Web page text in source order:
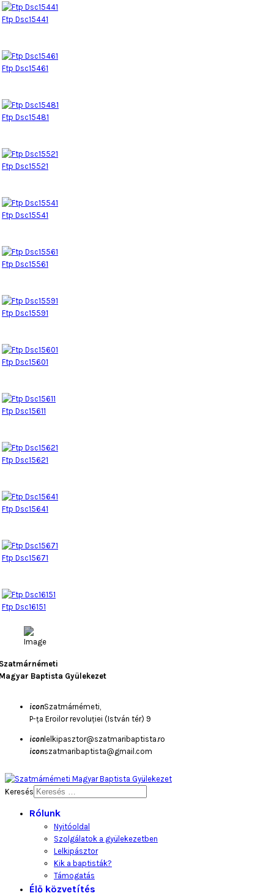
Ftp Dsc15441
Ftp Dsc15461
Ftp Dsc15481
Ftp Dsc15521
Ftp Dsc15541
Ftp Dsc15561
Ftp Dsc15591
Ftp Dsc15601
Ftp Dsc15611
Ftp Dsc15621
Ftp Dsc15641
Ftp Dsc15671
Ftp Dsc16151
Baptista Gyülekezet
iconSzatmárnémeti,
P-ța Eroilor revoluției (István tér) 9
icon lelkipasztor@szatmaribaptista.ro
iconszatmaribaptista@gmail.com
Keresés
Rólunk
Nyitóoldal
Szolgálatok a gyülekezetben
Lelkipásztor
Kik a baptisták?
Támogatás
Élő közvetítés